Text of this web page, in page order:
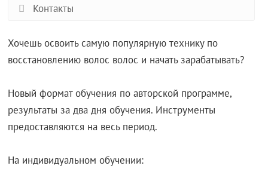
Контакты
Хочешь освоить самую популярную технику по
восстановлению волос волос и начать зарабатывать?
Новый формат обучения по авторской программе,
результаты за два дня обучения. Инструменты
предоставляются на весь период.
На индивидуальном обучении: